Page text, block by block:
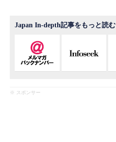
Japan In-depth記事をもっと読む
※ スポンサー